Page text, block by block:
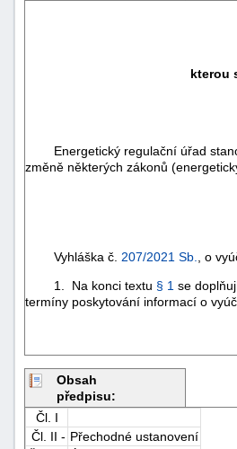
kterou
Energetický regulační úřad
změně některých zákonů
Vyhláška č. 207/2021 Sb.
, o
1. Na konci textu § 1 se
termíny poskytování informací o
Obsah
předpisu:
Čl. I
Čl. II - Přechodné ustanovení